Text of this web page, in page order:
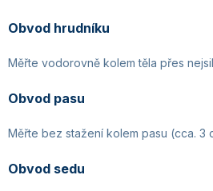
Obvod hrudníku
Měřte vodorovně kolem těla přes
Obvod pasu
Měřte bez stažení kolem pasu (cca. 3
Obvod sedu